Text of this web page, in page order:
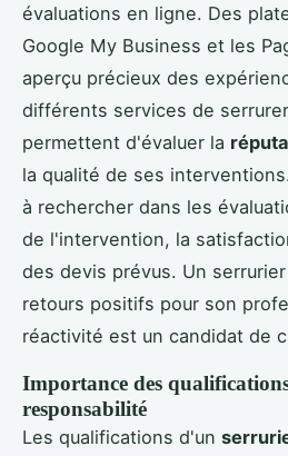
évaluations en ligne. Des
Google My Business et les
aperçu précieux des
différents services de
permettent d'évaluer la
la qualité de ses
à rechercher dans les
de l'intervention, la
des devis prévus. Un
retours positifs pour son
réactivité est un candidat de
Importance des
responsabilité
Les qualifications d'un